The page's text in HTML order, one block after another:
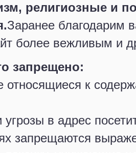
религиозные и
Заранее благодарим
более вежливым и
запрещено:
к
в адрес
запрещаются